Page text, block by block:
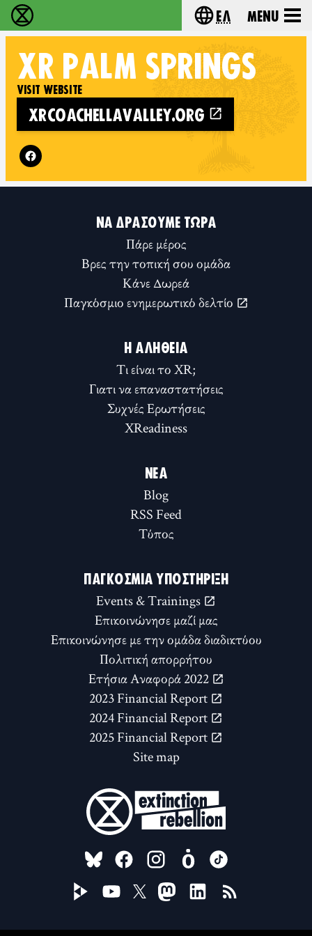
Extinction Rebellion - Home Choose your
Ελ Menu
XR PALM SPRINGS
VISIT WEBSITE
XRCOACHELLAVALLEY.ORG
Follow XR Palm Springs on
ΝΑ ΔΡΆΣΟΥΜΕ ΤΏΡΑ
Πάρε μέρος
Βρες την τοπική σου ομάδα
Κάνε Δωρεά
Παγκόσμιο ενημερωτικό δελτίο
Η ΑΛΉΘΕΙΑ
Τι είναι το XR;
Γιατι να επαναστατήσεις
Συχνές Ερωτήσεις
XReadiness
ΝΈΑ
Blog
RSS Feed
Τύπος
ΠΑΓΚΌΣΜΙΑ ΥΠΟΣΤΉΡΙΞΗ
Events & Trainings
Επικοινώνησε μαζί μας
Επικοινώνησε με την ομάδα διαδικτύου
Πολιτική απορρήτου
Ετήσια Αναφορά 2022
2023 Financial Report
2024 Financial Report
2025 Financial Report
Site map
FOLLOW US ON